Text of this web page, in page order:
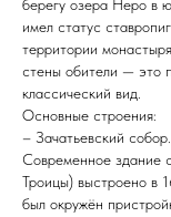
берегу озера Неро в
имел статус
территории
стены обители — это
классический вид.
Основные строения:
– Зачатьевский собор.
Современное здание
Троицы) выстроено в
был окружён